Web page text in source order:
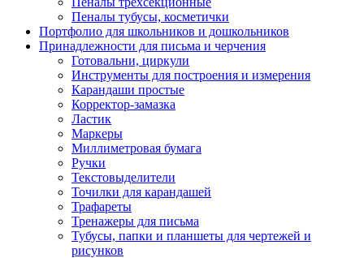
Пеналы тубусы, косметички
Портфолио для школьников и дошкольников
Принадлежности для письма и черчения
Готовальни, циркули
Инструменты для построения и измерения
Карандаши простые
Корректор-замазка
Ластик
Маркеры
Миллиметровая бумага
Ручки
Текстовыделители
Точилки для карандашей
Трафареты
Тренажеры для письма
Тубусы, папки и планшеты для чертежей и
рисунков